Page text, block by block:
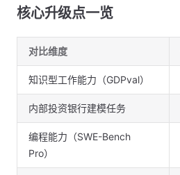
核心升级点一览
对比维度
知识型工作能力（GDPval）
内部投资银行建模任务
编程能力（SWE-Bench
Pro）